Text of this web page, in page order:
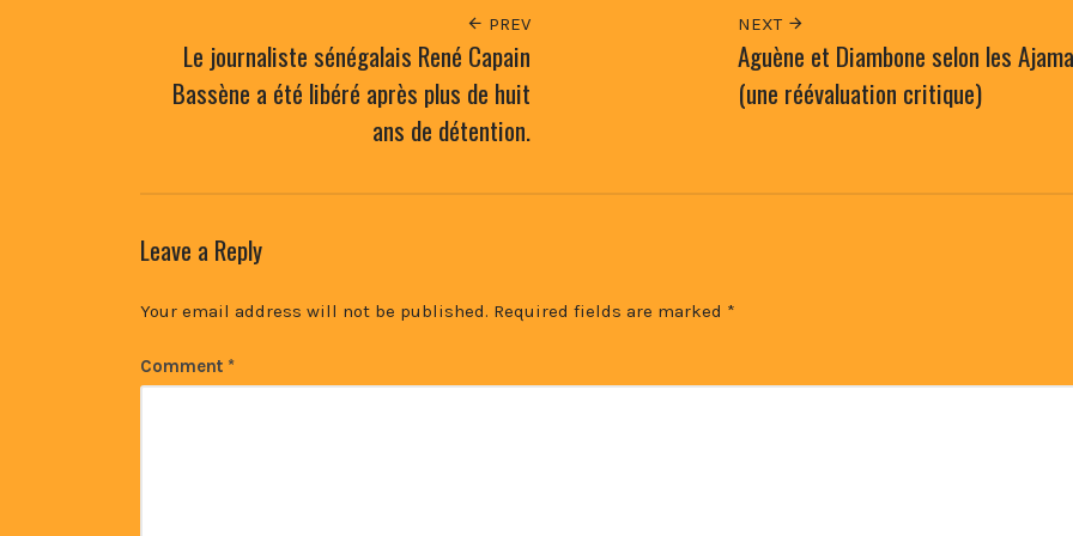
PREV
Le journaliste sénégalais René Capain
Bassène a été libéré après plus de huit
ans de détention.
NEXT
Aguène et Diambone selon les
(une réévaluation critique)
Leave a Reply
Your email address will not be published. Required fields are marked *
Comment *